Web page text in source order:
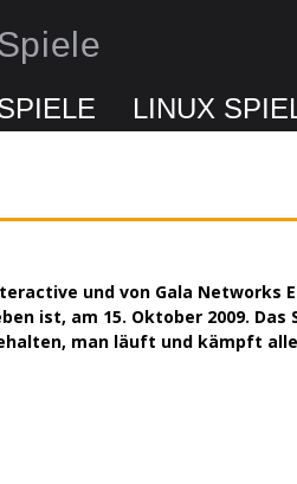
LINUX
und von Gala Networks
ist, am 15. Oktober 2009. Das
man läuft und kämpft